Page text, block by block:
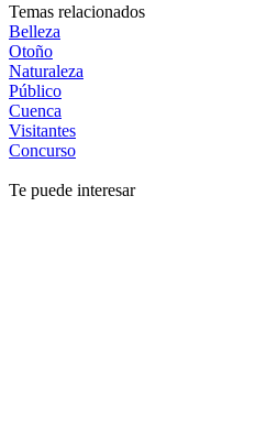
Temas relacionados
Belleza
Otoño
Naturaleza
Público
Cuenca
Visitantes
Concurso
Te puede interesar